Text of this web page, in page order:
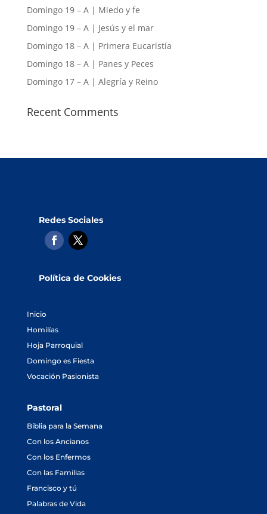
Domingo 19 – A | Miedo y fe
Domingo 19 – A | Jesús y el mar
Domingo 18 – A | Primera Eucaristía
Domingo 18 – A | Panes y Peces
Domingo 17 – A | Alegría y Reino
Recent Comments
Redes Sociales
Política de Cookies
Inicio
Homilías
Hoja Parroquial
Domingo es Fiesta
Vocación Pasionista
Pastoral
Biblia para la Semana
Con los Ancianos
Con los Enfermos
Con las Familias
Francisco y tú
Palabras de Vida